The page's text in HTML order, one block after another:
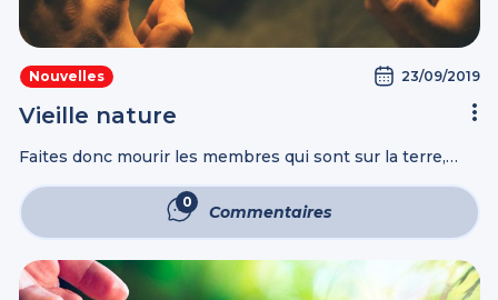
Nouvelles 23/09/2019
Vieille nature
Faites donc mourir les membres qui sont sur la terre,
et la cupidité, qui est une idolâtrie… Mais maintenant,
renoncez à toutes ces ...
0 Commentaires